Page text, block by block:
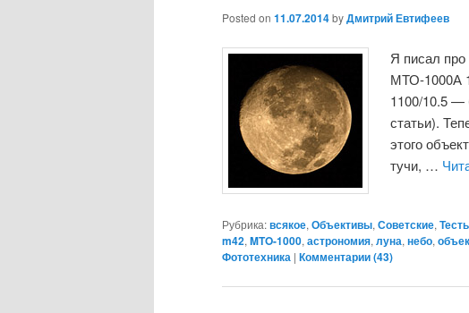
Posted on 11.07.2014byДмитрий Евтифеев
Я писал про
МТО-1000А
1100/10.5 —
статьи).
этого
тучи, …
Рубрика:всякое, Объективы, Советские,
m42, MTO-1000, астрономия, луна, небо,
Фототехника | Комментарии (43)